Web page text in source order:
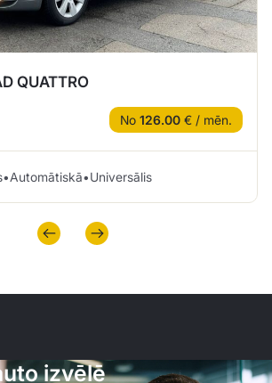
QUATTRO
No 126.00 € / mēn.
•Automātiskā•Universālis
izvēlē